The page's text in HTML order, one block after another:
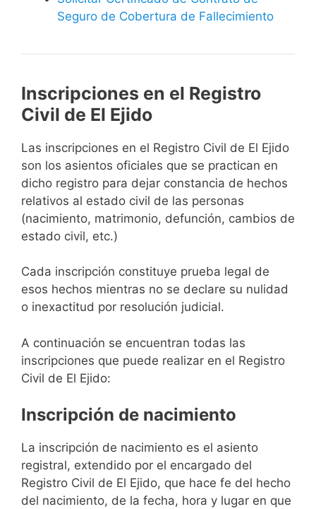
Seguro de Cobertura de Fallecimiento
Inscripciones en el Registro
Civil de El Ejido
Las inscripciones en el Registro Civil de El Ejido
son los asientos oficiales que se practican en
dicho registro para dejar constancia de hechos
relativos al estado civil de las personas
(nacimiento, matrimonio, defunción, cambios de
estado civil, etc.)
Cada inscripción constituye prueba legal de
esos hechos mientras no se declare su nulidad
o inexactitud por resolución judicial.
A continuación se encuentran todas las
inscripciones que puede realizar en el Registro
Civil de El Ejido:
Inscripción de nacimiento
La inscripción de nacimiento es el asiento
registral, extendido por el encargado del
Registro Civil de El Ejido, que hace fe del hecho
del nacimiento, de la fecha, hora y lugar en que